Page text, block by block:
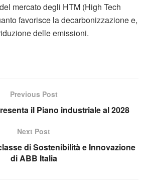
mercato degli HTM (High Tech
favorisce la decarbonizzazione e,
delle emissioni.
Previous Post
il Piano industriale al 2028
Next Post
di Sostenibilità e Innovazione
di ABB Italia